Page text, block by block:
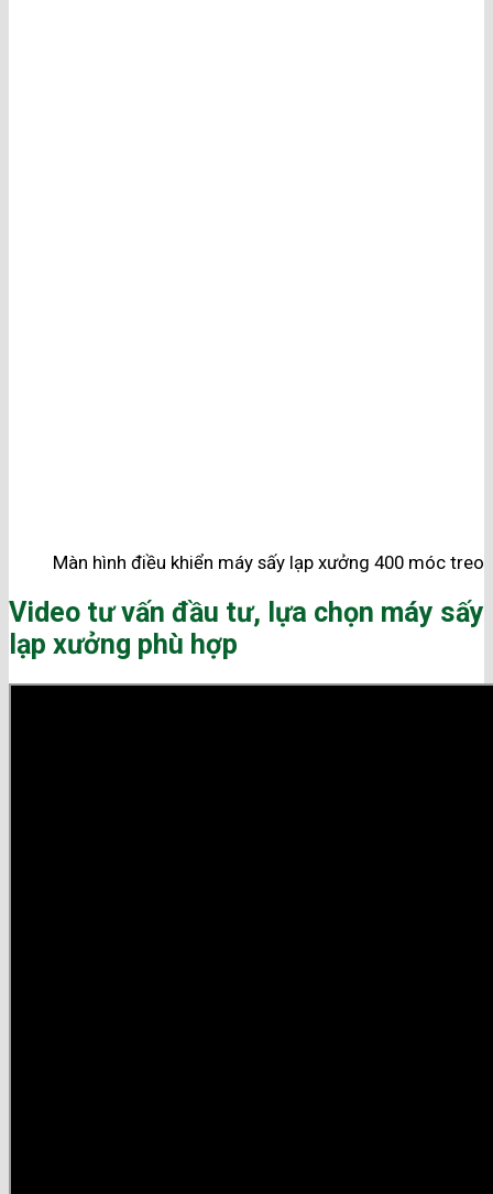
Màn hình điều khiển máy sấy lạp xưởng 400 móc treo
Video tư vấn đầu tư, lựa chọn máy sấy
lạp xưởng phù hợp